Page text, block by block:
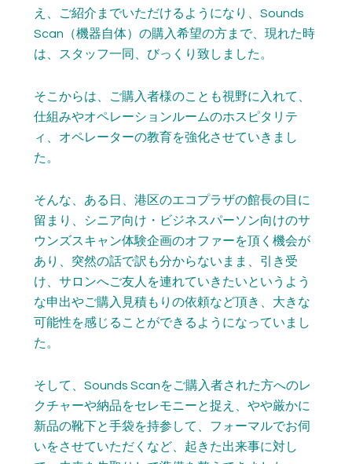
え、ご紹介までいただけるようになり、Sounds
Scan（機器自体）の購入希望の方まで、現れた時
は、スタッフ一同、びっくり致しました。
そこからは、ご購入者様のことも視野に入れて、
仕組みやオペレーションルームのホスピタリテ
ィ、オペレーターの教育を強化させていきまし
た。
そんな、ある日、港区のエコプラザの館長の目に
留まり、シニア向け・ビジネスパーソン向けのサ
ウンズスキャン体験企画のオファーを頂く機会が
あり、突然の話で訳も分からないまま、引き受
け、サロンへご友人を連れていきたいというよう
な申出やご購入見積もりの依頼など頂き、大きな
可能性を感じることができるようになっていまし
た。
そして、Sounds Scanをご購入者された方へのレ
クチャーや納品をセレモニーと捉え、やや厳かに
新品の靴下と手袋を持参して、フォーマルでお伺
いをさせていただくなど、起きた出来事に対し